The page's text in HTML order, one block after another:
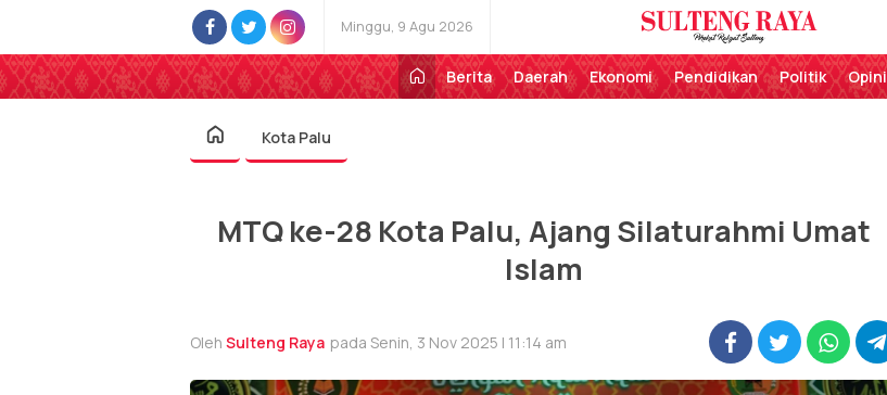
Minggu, 9 Agu 2026
Sulteng Raya
Perekat Rakyat Sulteng
Berita
Daerah Ekonomi Pendidikan Politik Opini
Kota Palu
MTQ ke-28 Kota Palu, Ajang Silaturahmi Umat
Islam
Oleh Sulteng Raya pada Senin, 3 Nov 2025 | 11:14 am